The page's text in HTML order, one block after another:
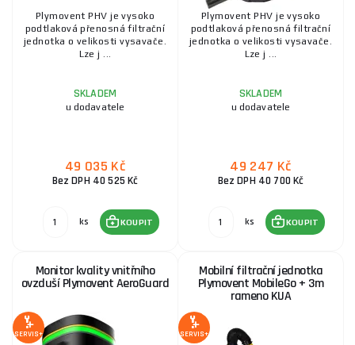
Plymovent PHV je vysoko
podtlaková přenosná filtrační
jednotka o velikosti vysavače.
Lze j ...
SKLADEM
u dodavatele
49 035 Kč
Bez DPH 40 525 Kč
ks KOUPIT
Plymovent PHV je vysoko
podtlaková přenosná filtrační
jednotka o velikosti vysavače.
Lze j ...
SKLADEM
u dodavatele
49 247 Kč
Bez DPH 40 700 Kč
ks KOUPIT
Monitor kvality vnitřního
ovzduší Plymovent AeroGuard
SERVIS+
Mobilní filtrační jednotka
Plymovent MobileGo + 3m
rameno KUA
SERVIS+